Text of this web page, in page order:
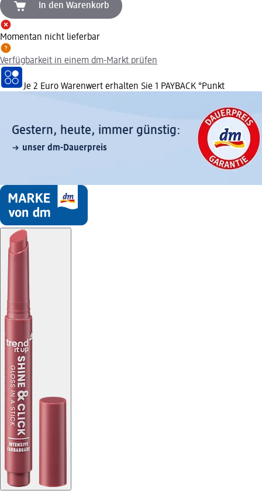
In den Warenkorb
Momentan nicht lieferbar
Verfügbarkeit in einem dm-Markt prüfen
Je 2 Euro Warenwert erhalten Sie 1 PAYBACK °Punkt
Gestern, heute, immer günstig:
unser dm-Dauerpreis